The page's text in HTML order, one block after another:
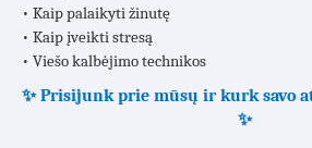
• Kaip palaikyti žinutę
• Kaip įveikti stresą
• Viešo kalbėjimo technikos
✨ Prisijunk prie mūsų ir kurk savo
✨